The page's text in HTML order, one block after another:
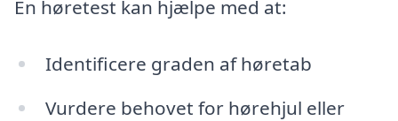
En høretest kan hjælpe med at:
Identificere graden af høretab
Vurdere behovet for hørehjul eller